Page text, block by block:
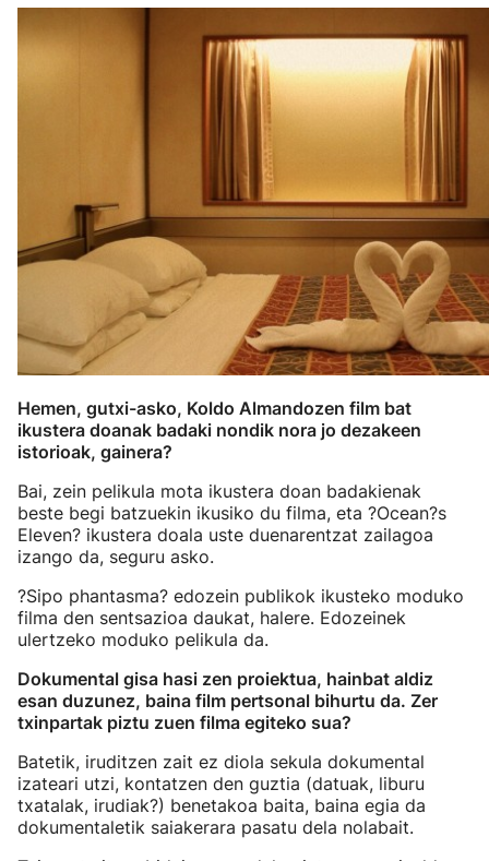
Hemen, gutxi-asko, Koldo Almandozen film bat
ikustera doanak badaki nondik nora jo dezakeen
istorioak, gainera?
Bai, zein pelikula mota ikustera doan badakienak
beste begi batzuekin ikusiko du filma, eta ?Ocean?s
Eleven? ikustera doala uste duenarentzat zailagoa
izango da, seguru asko.
?Sipo phantasma? edozein publikok ikusteko moduko
filma den sentsazioa daukat, halere. Edozeinek
ulertzeko moduko pelikula da.
Dokumental gisa hasi zen proiektua, hainbat aldiz
esan duzunez, baina film pertsonal bihurtu da. Zer
txinpartak piztu zuen filma egiteko sua?
Batetik, iruditzen zait ez diola sekula dokumental
izateari utzi, kontatzen den guztia (datuak, liburu
txatalak, irudiak?) benetakoa baita, baina egia da
dokumentaletik saiakerara pasatu dela nolabait.